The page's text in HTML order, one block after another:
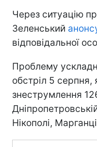
Через ситуацію
Зеленський
відповідальної
Проблему
обстріл 5 серпня,
знеструмлення
Нікополі,